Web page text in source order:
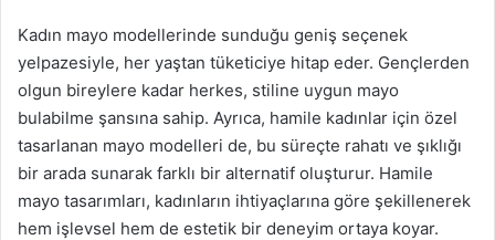
Kadın mayo modellerinde sunduğu geniş seçenek
yelpazesiyle, her yaştan tüketiciye hitap eder. Gençlerden
olgun bireylere kadar herkes, stiline uygun mayo
bulabilme şansına sahip. Ayrıca, hamile kadınlar için özel
tasarlanan mayo modelleri de, bu süreçte rahatı ve şıklığı
bir arada sunarak farklı bir alternatif oluşturur. Hamile
mayo tasarımları, kadınların ihtiyaçlarına göre şekillenerek
hem işlevsel hem de estetik bir deneyim ortaya koyar.